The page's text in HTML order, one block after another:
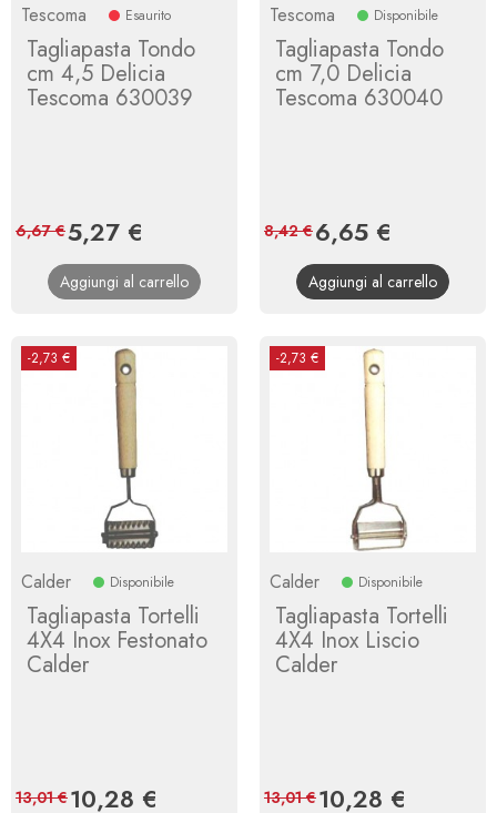
Tescoma Esaurito
Tagliapasta Tondo
cm 4,5 Delicia
Tescoma 630039
Prezzo
5,27 €
base
6,67 €
Aggiungi al carrello
Tescoma Disponibile
Tagliapasta Tondo
cm 7,0 Delicia
Tescoma 630040
Prezzo
6,65 €
base
8,42 €
Aggiungi al carrello
-2,73 €
Calder Disponibile
Tagliapasta Tortelli
4X4 Inox Festonato
Calder
Prezzo
10,28 €
13,01 €
-2,73 €
Calder Disponibile
Tagliapasta Tortelli
4X4 Inox Liscio
Calder
Prezzo
10,28 €
13,01 €